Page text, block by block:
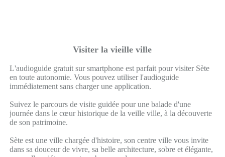
Visiter la vieille ville
L'audioguide gratuit sur smartphone est parfait pour visiter Sète
en toute autonomie. Vous pouvez utiliser l'audioguide
immédiatement sans charger une application.
Suivez le parcours de visite guidée pour une balade d'une
journée dans le cœur historique de la veille ville, à la découverte
de son patrimoine.
Sète est une ville chargée d'histoire, son centre ville vous invite
dans sa douceur de vivre, sa belle architecture, sobre et élégante,